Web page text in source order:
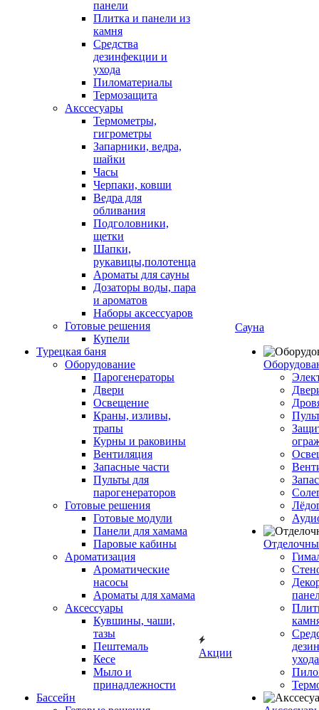
панели
Плитка и панели из
камня
Средства
дезинфекции и
ухода
Пиломатериалы
Термозащита
Аксcесуары
Термометры,
гигрометры
Запарники, ведра,
шайки
Часы
Черпаки, ковши
Ведра для
обливания
Подголовники,
щетки
Шапки,
рукавицы,полотенца
Ароматы для сауны
Дозаторы воды, пара
и ароматов
Наборы аксессуаров
Готовые решения
Купели
Турецкая баня
Оборудование
Парогенераторы
Двери
Освещение
Краны, изливы,
трапы
Курны и раковины
Вентиляция
Запасные части
Пульты для
парогенераторов
Готовые решения
Готовые модули
Панели для хамама
Паровые кабины
Ароматизация
Ароматические
насосы
Ароматы для хамама
Аксессуары
Кувшины, чаши,
тазы
Пештемаль
Кесе
Мыло и
принадлежности
Бассейн
Акции
Сауна
ухода